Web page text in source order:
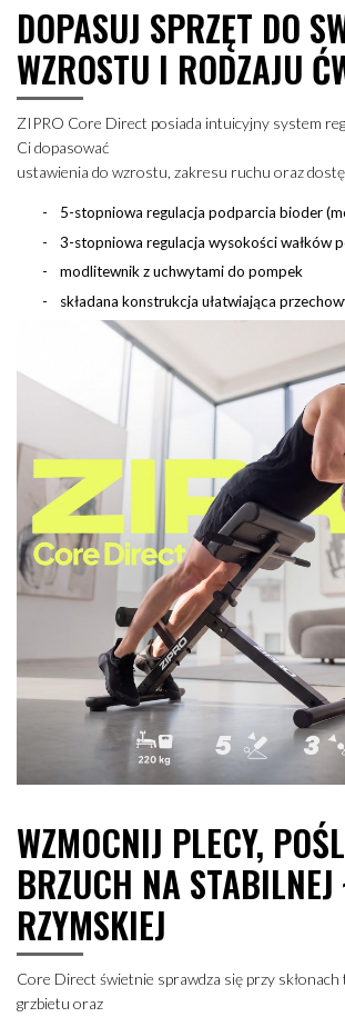
DOPASUJ SPRZĘT DO
WZROSTU I RODZAJU
ZIPRO Core Direct posiada intuicyjny system
Ci dopasować
ustawienia do wzrostu, zakresu ruchu oraz
5-stopniowa regulacja podparcia bioder
3-stopniowa regulacja wysokości wałków
modlitewnik z uchwytami do pompek
składana konstrukcja ułatwiająca
WZMOCNIJ PLECY,
BRZUCH NA STABILNEJ
RZYMSKIEJ
Core Direct świetnie sprawdza się przy
grzbietu oraz